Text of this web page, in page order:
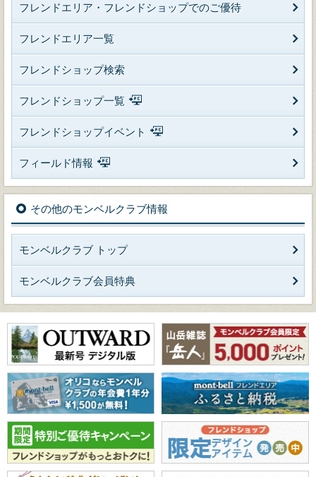
フレンドエリア・フレンドショップでのご優待
フレンドエリア一覧
フレンドショップ検索
フレンドショップ一覧
フレンドショップイベント
フィールド情報
その他のモンベルクラブ情報
モンベルクラブ トップ
モンベルクラブ会員特典